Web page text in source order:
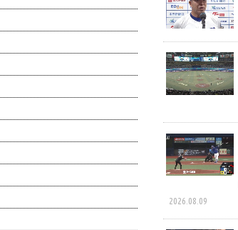
2026.08.09